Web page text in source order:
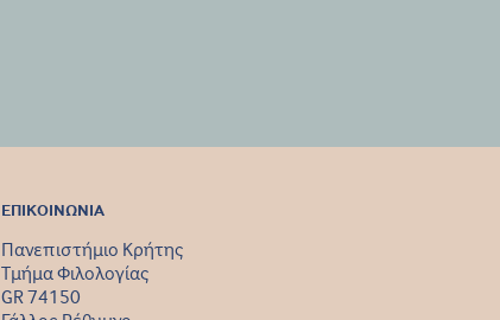
ΕΠΙΚΟΙΝΩΝΙΑ
Πανεπιστήμιο Κρήτης
Τμήμα Φιλολογίας
GR 74150